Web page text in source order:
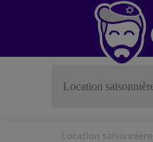
Location saisonnière